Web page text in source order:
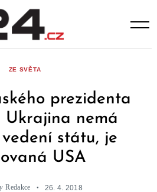
ZE SVĚTA
prezidenta
Ukrajina nemá
státu, je
USA
Redakce 26. 4. 2018